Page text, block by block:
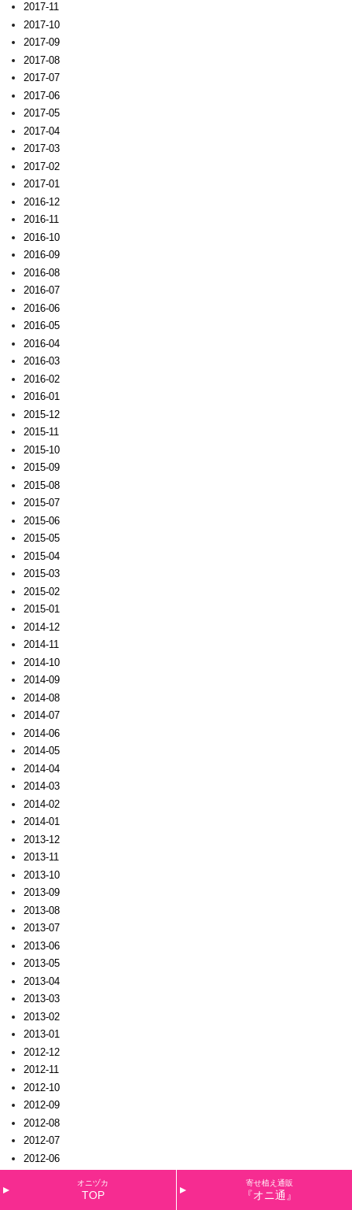
2017-11
2017-10
2017-09
2017-08
2017-07
2017-06
2017-05
2017-04
2017-03
2017-02
2017-01
2016-12
2016-11
2016-10
2016-09
2016-08
2016-07
2016-06
2016-05
2016-04
2016-03
2016-02
2016-01
2015-12
2015-11
2015-10
2015-09
2015-08
2015-07
2015-06
2015-05
2015-04
2015-03
2015-02
2015-01
2014-12
2014-11
2014-10
2014-09
2014-08
2014-07
2014-06
2014-05
2014-04
2014-03
2014-02
2014-01
2013-12
2013-11
2013-10
2013-09
2013-08
2013-07
2013-06
2013-05
2013-04
2013-03
2013-02
2013-01
2012-12
2012-11
2012-10
2012-09
2012-08
2012-07
2012-06
オニヅカ
TOP
寄せ植え通販
『オニ通』